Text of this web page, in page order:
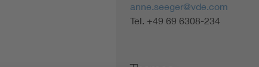
anne.seeger@vde.com
Tel. +49 69 6308-234